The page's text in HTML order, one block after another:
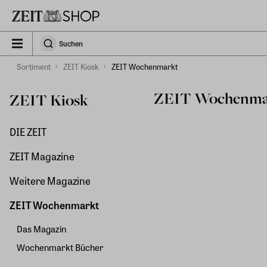
zeit_storefront.components.search.collapsed
SuchenSuchen
Sortiment ZEIT Kiosk ZEIT Wochenmarkt
ZEIT Kiosk
DIE ZEIT
ZEIT Magazine
Weitere Magazine
ZEIT Wochenmarkt
Das Magazin
Wochenmarkt Bücher
ZEIT